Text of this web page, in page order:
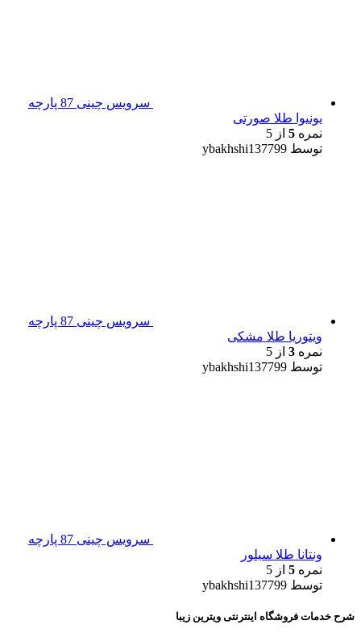
سرویس چینی 87 پارچه
یونیوا طلا صورتی
نمره 5 از 5
توسط ybakhshi137799
سرویس چینی 87 پارچه
ویتوریا طلا مشکی
نمره 3 از 5
توسط ybakhshi137799
سرویس چینی 87 پارچه
ونتانا طلا سیلور
نمره 5 از 5
توسط ybakhshi137799
شرح خدمات فروشگاه اینترنتی ویترین زیبا